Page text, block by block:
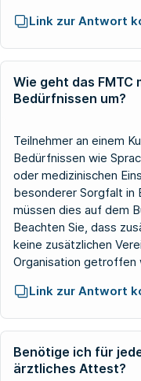
Link zur Antwort
Wie geht das FMTC
Bedürfnissen um?
Teilnehmer an einem
Bedürfnissen wie
oder medizinischen
besonderer Sorgfalt in
müssen dies auf dem
Beachten Sie, dass
keine zusätzlichen
Organisation getroffen
Link zur Antwort
Benötige ich für
ärztliches Attest?